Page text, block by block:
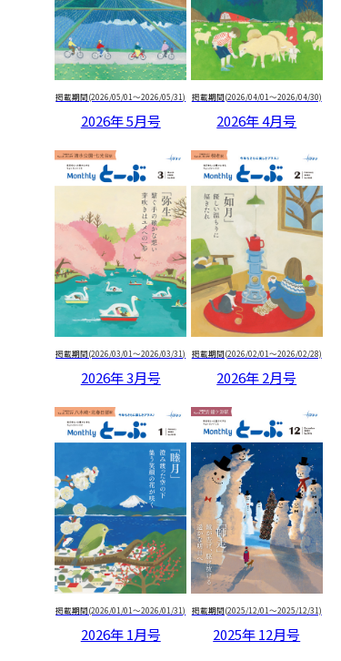
09
てむちゃん on the way
10
てみやげ、おもたせ、心づかい
謎解き教室
バックナンバー
プレゼントがあたる！
読者アンケート募集中！
掲載期間(2026/05/01～2026/05/31)
2026年 5月号
掲載期間(2026/04/01～2026/04/30)
2026年 4月号
掲載期間(2026/03/01～2026/03/31)
2026年 3月号
掲載期間(2026/02/01～2026/02/28)
2026年 2月号
掲載期間(2026/01/01～2026/01/31)
2026年 1月号
掲載期間(2025/12/01～2025/12/31)
2025年 12月号